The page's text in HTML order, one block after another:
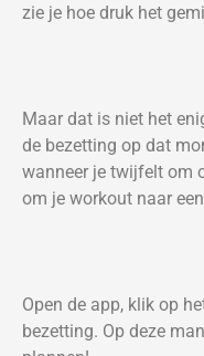
zie je hoe druk het
Maar dat is niet het
de bezetting op dat
wanneer je twijfelt om
om je workout naar
Open de app, klik op
bezetting. Op deze